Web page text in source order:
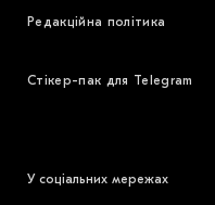
Редакційна політика
Стікер-пак для Telegram
У соціальних мережах